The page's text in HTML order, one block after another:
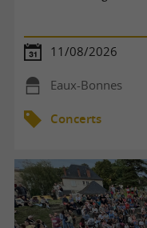
11/08/2026
Eaux-Bonnes
Concerts